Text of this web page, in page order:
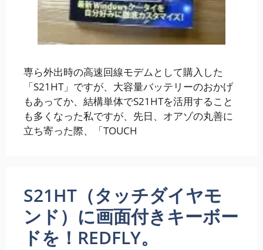
専ら外出時の高速回線モデムとして購入した
「S21HT」ですが、大容量バッテリーのおかげ
もあってか、結構単体でS21HTを活用すること
も多くなった私ですが、先日、オアゾの丸善に
立ち寄った際、「TOUCH
S21HT（タッチダイヤモ
ンド）に画面付きキーボー
ドを！REDFLY。